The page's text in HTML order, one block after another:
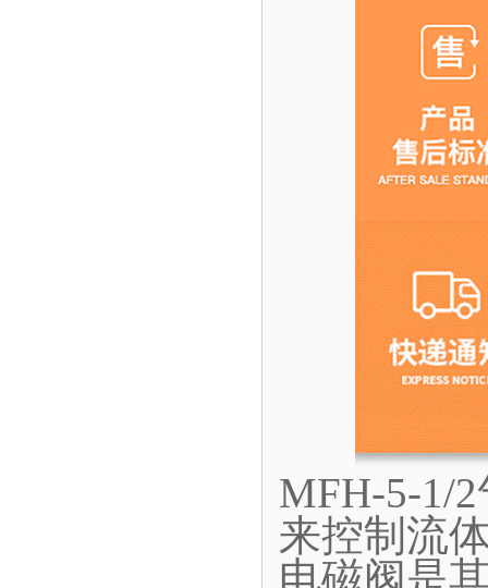
MFH-5-1/
来控制流
电磁阀是